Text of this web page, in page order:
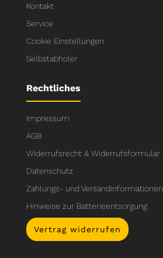
Kontakt
Service
Cookie Einstellungen
Selbstabholer
Rechtliches
Impressum
AGB
Widerrufsrecht & Widerrufsformular
Datenschutz
Zahlungs- und Versandinformationen
Hinweise zur Batterieentsorgung
Vertrag widerrufen